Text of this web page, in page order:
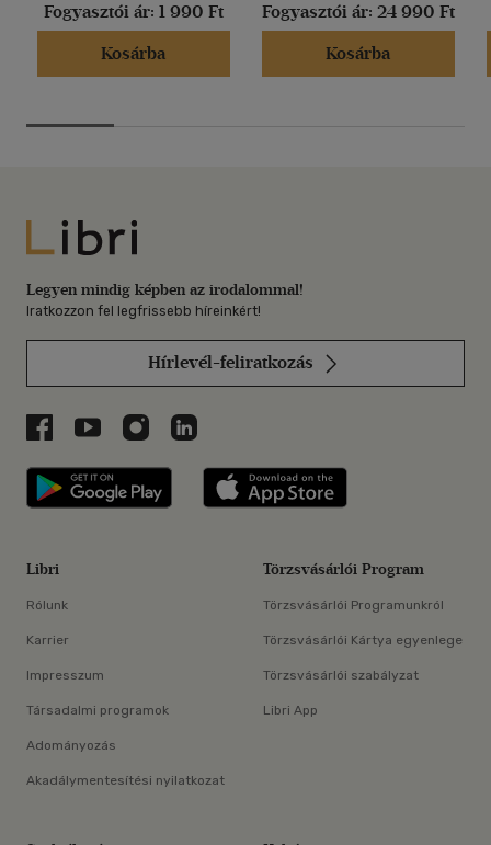
Fogyasztói ár: 1 990 Ft
Kosárba
Fogyasztói ár: 24 990 Ft
Kosárba
Libri
Legyen mindig képben az irodalommal!
Iratkozzon fel legfrissebb híreinkért!
Hírlevél-feliratkozás
Libri a Facebookon
Libri a Youtube-on
Libri az Instagramon
Libri a LinkedInen
Libri applikáció Szerezd meg: Google
Libri
Rólunk
Karrier
Impresszum
Társadalmi programok
Adományozás
Akadálymentesítési nyilatkozat
Törzsvásárlói Program
Törzsvásárlói Programunkról
Törzsvásárlói Kártya egyenlege
Törzsvásárlói szabályzat
Libri App